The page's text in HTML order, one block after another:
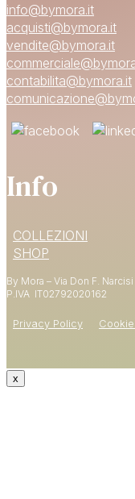
info@bymora.it
acquisti@bymora.it
vendite@bymora.it
contabilita@bymora.it
Info
COLLEZIONI
SHOP
By Mora – Via Don F.
P.IVA IT02792020162
Privacy Policy
x